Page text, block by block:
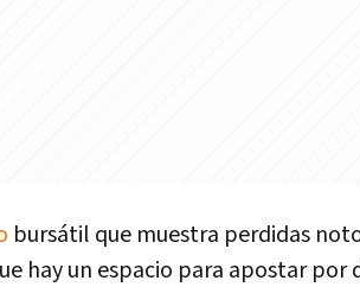
bursátil que muestra perdidas
hay un espacio para apostar